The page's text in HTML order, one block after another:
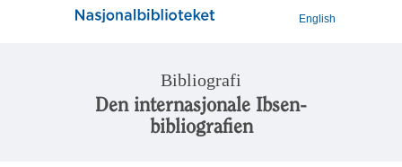
English
Bibliografi
Den internasjonale Ibsen-
bibliografien